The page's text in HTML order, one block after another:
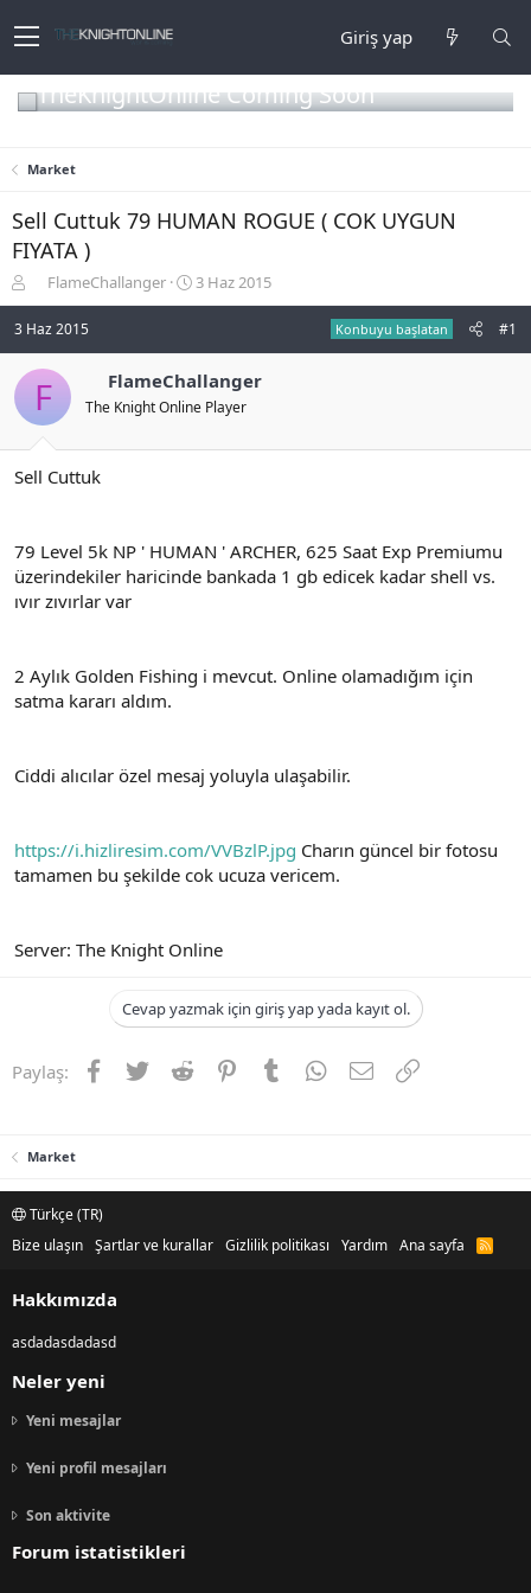
Giriş yap
TheKnightOnline Coming Soon
Market
Sell Cuttuk 79 HUMAN ROGUE ( COK UYGUN
FIYATA )
o
n
u
b
a
ş
a
n
FlameChallanger
B
a
n
g
ç
h
i
3 Haz 2015
3 Haz 2015 Konbuyu başlatan #1
F FlameChallanger
The Knight Online Player
Sell Cuttuk
79 Level 5k NP ' HUMAN ' ARCHER, 625 Saat Exp Premiumu
üzerindekiler haricinde bankada 1 gb edicek kadar shell vs.
ıvır zıvırlar var
2 Aylık Golden Fishing i mevcut. Online olamadığım için
satma kararı aldım.
Ciddi alıcılar özel mesaj yoluyla ulaşabilir.
https://i.hizliresim.com/VVBzlP.jpg Charın güncel bir fotosu
tamamen bu şekilde cok ucuza vericem.
Server: The Knight Online
Cevap yazmak için giriş yap yada kayıt ol.
Paylaş: Facebook
TwitterReddit PinterestTumblrWhatsApp
E-postaLink
Market
Türkçe (TR)
Bize ulaşın Şartlar ve kurallar Gizlilik politikası Yardım Ana sayfa
R
S
Hakkımızda
asdadasdadasd
Neler yeni
Yeni mesajlar
Yeni profil mesajları
Son aktivite
Forum istatistikleri